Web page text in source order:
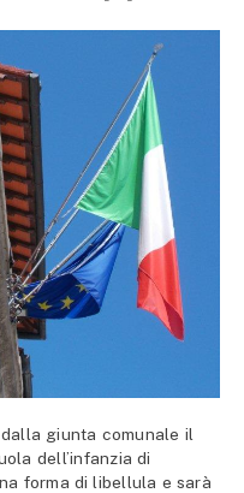
dalla giunta comunale il
dell’infanzia di
forma di libellula e sarà